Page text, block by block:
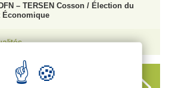
– TERSEN Cosson / Élection du
Économique